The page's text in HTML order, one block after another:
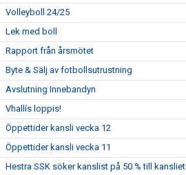
Volleyboll 24/25
Lek med boll
Rapport från årsmötet
Byte & Sälj av fotbollsutrustning
Avslutning Innebandyn
Vhallís loppis!
Öppettider kansli vecka 12
Öppettider kansli vecka 11
Hestra SSK söker kanslist på 50 % till